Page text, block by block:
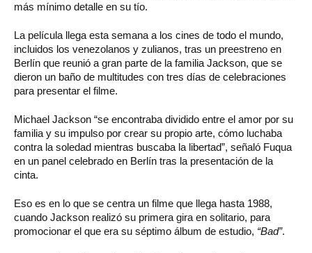
más mínimo detalle en su tío.
La película llega esta semana a los cines de todo el mundo,
incluidos los venezolanos y zulianos, tras un preestreno en
Berlín que reunió a gran parte de la familia Jackson, que se
dieron un baño de multitudes con tres días de celebraciones
para presentar el filme.
Michael Jackson “se encontraba dividido entre el amor por su
familia y su impulso por crear su propio arte, cómo luchaba
contra la soledad mientras buscaba la libertad”, señaló Fuqua
en un panel celebrado en Berlín tras la presentación de la
cinta.
Eso es en lo que se centra un filme que llega hasta 1988,
cuando Jackson realizó su primera gira en solitario, para
promocionar el que era su séptimo álbum de estudio, “Bad”.